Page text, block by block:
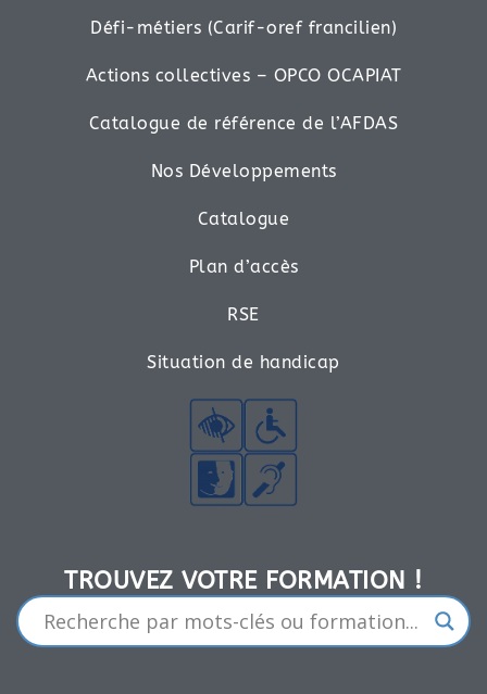
Défi-métiers (Carif-oref francilien)
Actions collectives – OPCO OCAPIAT
Catalogue de référence de l’AFDAS
Nos Développements
Catalogue
Plan d’accès
RSE
Situation de handicap
TROUVEZ VOTRE FORMATION !​